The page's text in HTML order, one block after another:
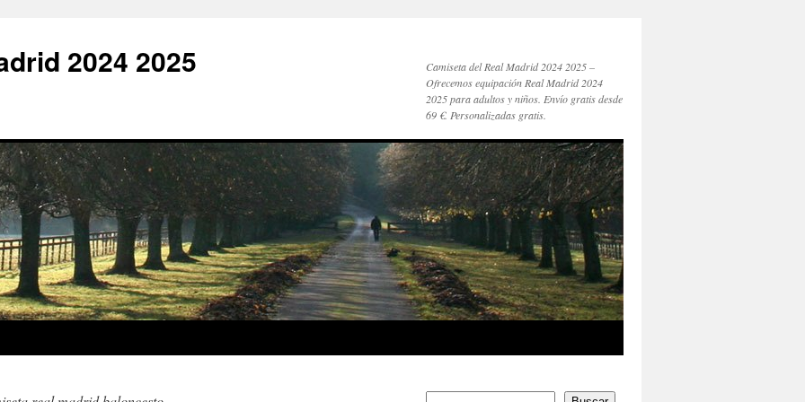
2024 2025
Camiseta del Real Madrid 2024 2025 –
Ofrecemos equipación Real Madrid 2024
2025 para adultos y niños. Envío gratis desde
69 €. Personalizadas gratis.